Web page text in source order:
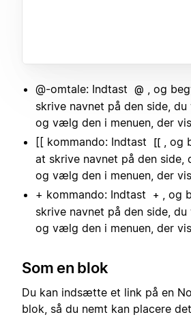
@-omtale: Indtast @
, og
skrive navnet på den side,
og vælg den i menuen, der
[[ kommando: Indtast
[[
,
at skrive navnet på den side,
og vælg den i menuen, der
+ kommando: Indtast
+
, og
skrive navnet på den side,
og vælg den i menuen, der
Som en blok
Du kan indsætte et link på en
blok, så du nemt kan placere